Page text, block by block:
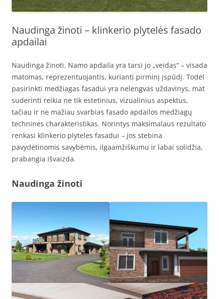
Naudinga žinoti – klinkerio plytelės fasado
apdailai
Naudinga žinoti. Namo apdaila yra tarsi jo „veidas“ – visada
matomas, reprezentuojantis, kurianti pirminį įspūdį. Todėl
pasirinkti medžiagas fasadui yra nelengvas uždavinys, mat
suderinti reikia ne tik estetinius, vizualinius aspektus,
tačiau ir ne mažiau svarbias fasado apdailos medžiagų
technines charakteristikas. Norintys maksimalaus rezultato
renkasi klinkerio plyteles fasadui – jos stebina
pavydėtinomis savybėmis, ilgaamžiškumu ir labai solidžia,
prabangia išvaizda.
Naudinga žinoti